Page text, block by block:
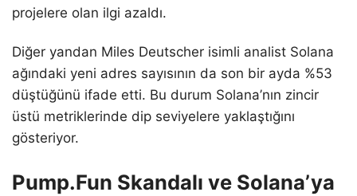
projelere olan ilgi azaldı.
Diğer yandan Miles Deutscher isimli analist Solana
ağındaki yeni adres sayısının da son bir ayda %53
düştüğünü ifade etti. Bu durum Solana’nın zincir
üstü metriklerinde dip seviyelere yaklaştığını
gösteriyor.
Pump.Fun Skandalı ve Solana’ya